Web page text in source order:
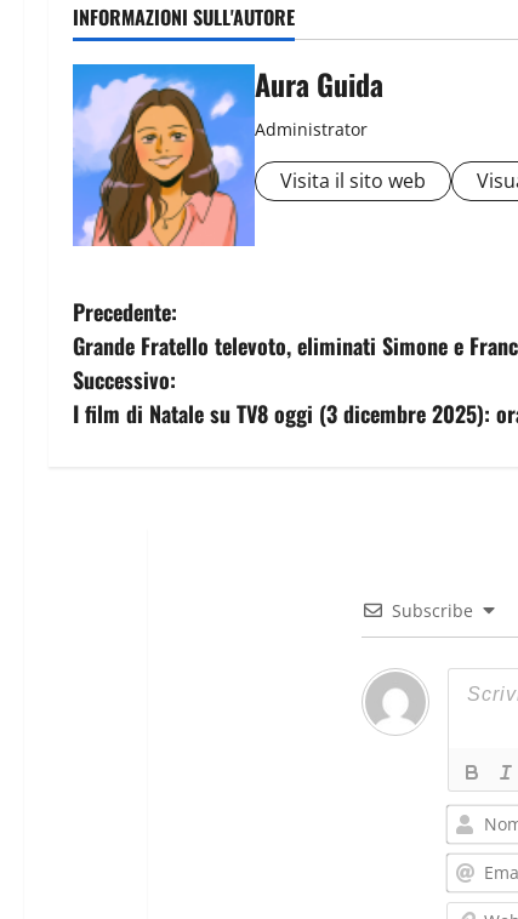
INFORMAZIONI SULL'AUTORE
Aura Guida
Administrator
Visita il sito web
Precedente:
Grande Fratello televoto, eliminati Simone e
Successivo:
I film di Natale su TV8 oggi (3 dicembre 2025):
Subscribe